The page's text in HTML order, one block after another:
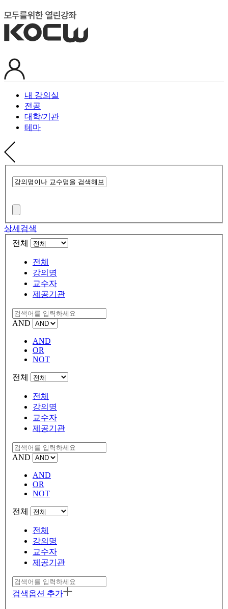
내 강의실
전공
대학/기관
테마
상세검색
전체
전체
강의명
교수자
제공기관
AND
AND
OR
NOT
전체
전체
강의명
교수자
제공기관
AND
AND
OR
NOT
전체
전체
강의명
교수자
제공기관
검색옵션 추가